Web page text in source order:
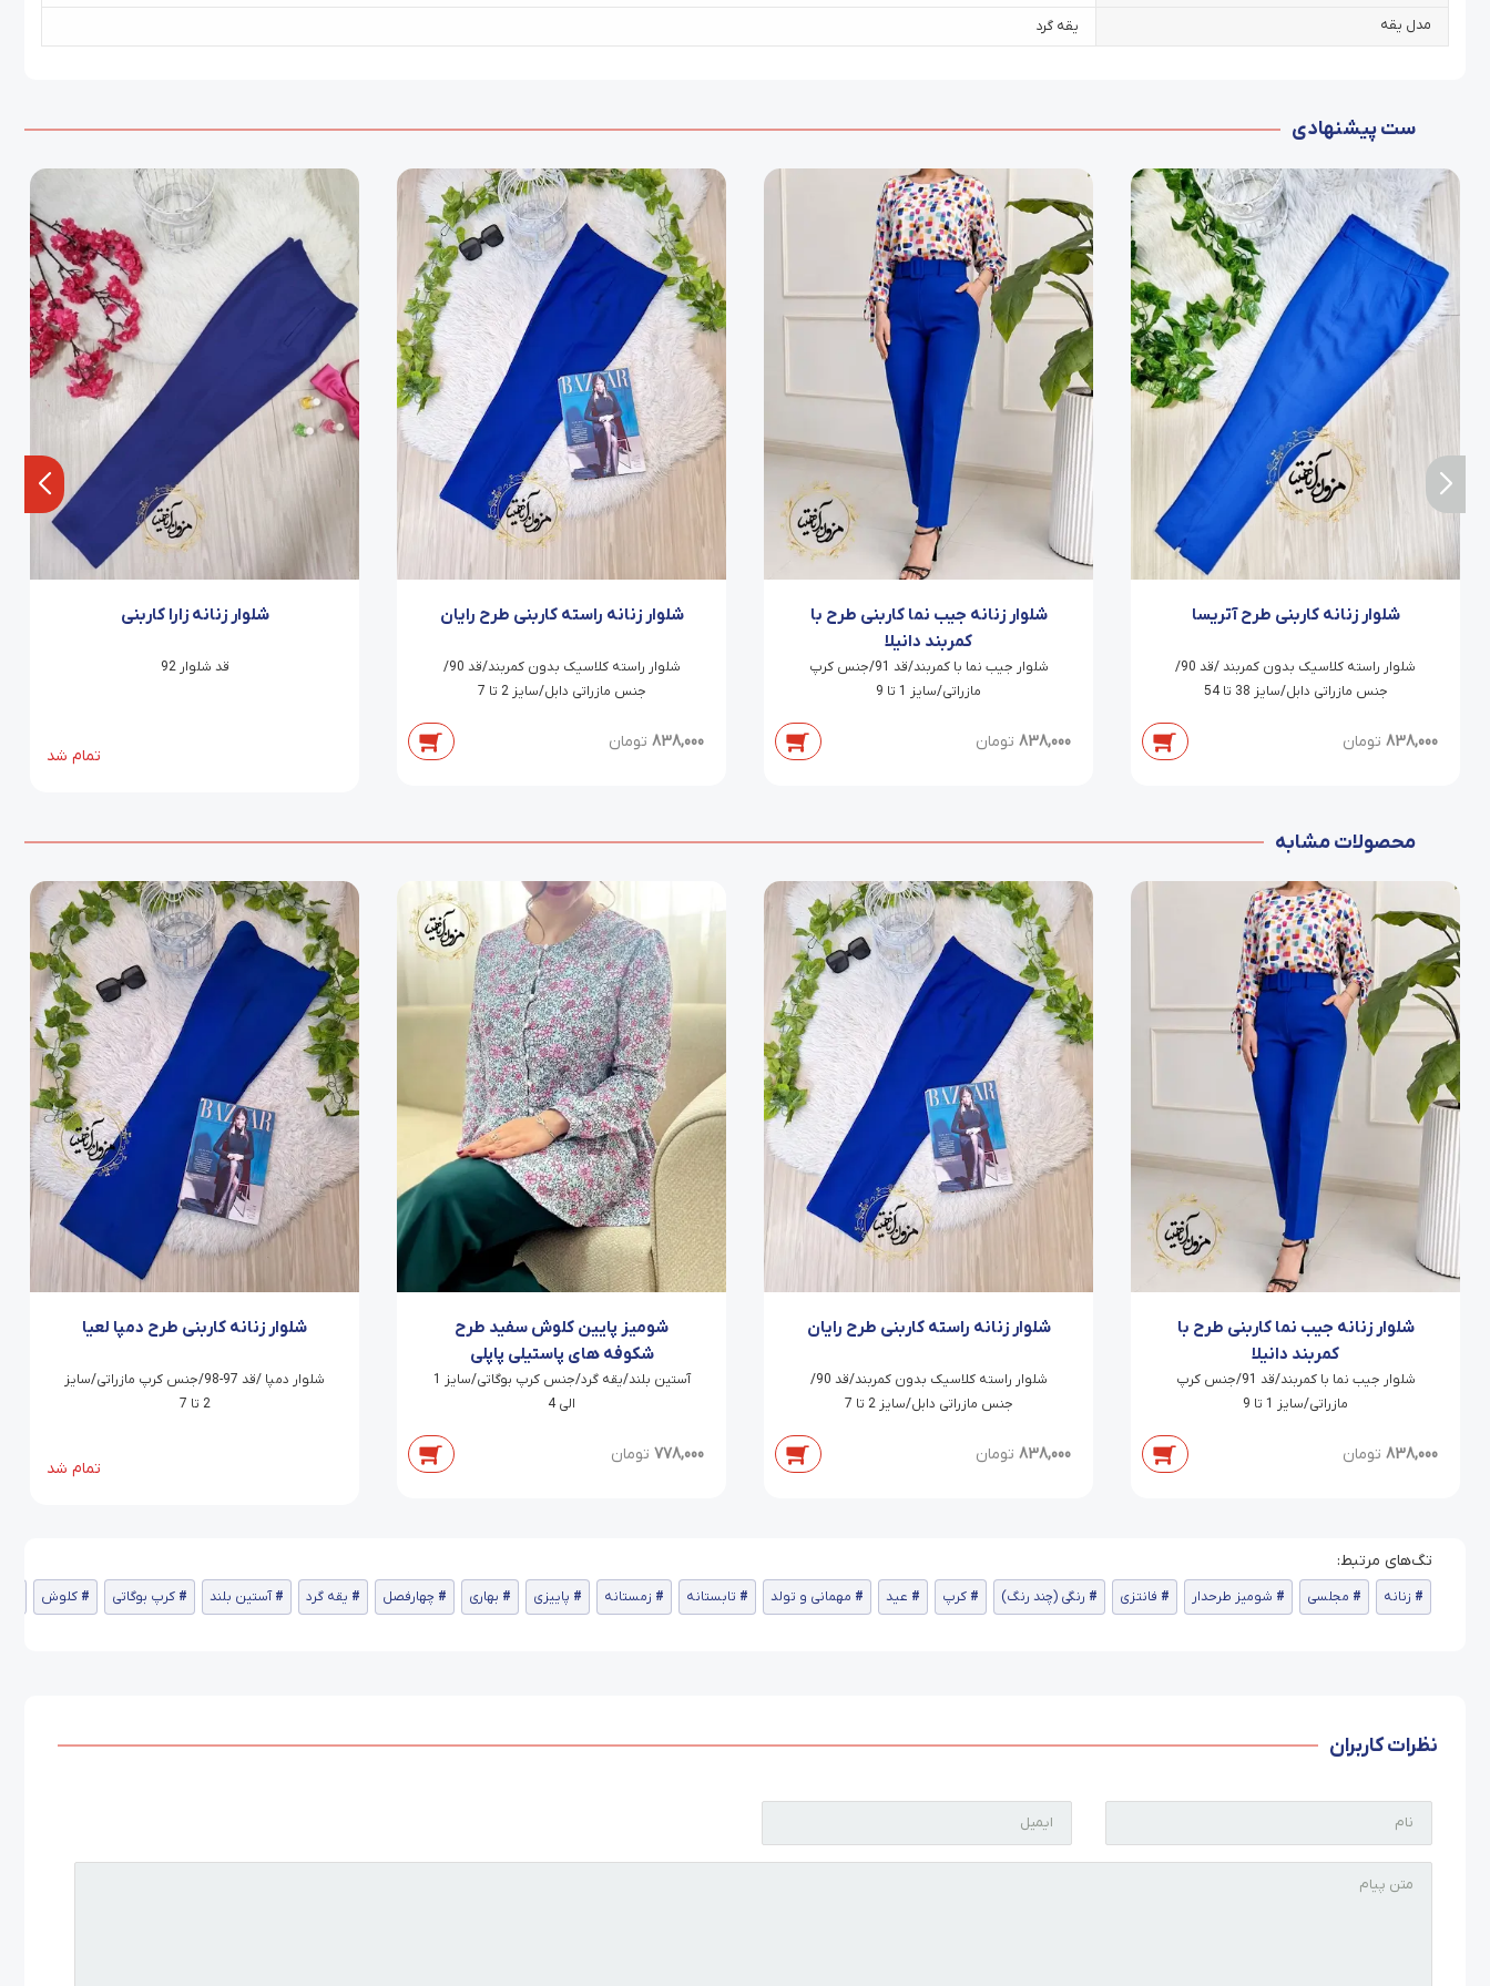
مدل یقه یقه گرد
ست پیشنهادی
شلوار زنانه کاربنی طرح آتریسا
شلوار راسته کلاسیک بدون کمربند /قد 90/
جنس مازراتی دابل/سایز 38 تا 54
838,000 تومان
شلوار زنانه جیب نما کاربنی طرح با
کمربند دانیلا
شلوار جیب نما با کمربند/قد 91/جنس کرپ
مازراتی/سایز 1 تا 9
838,000 تومان
شلوار زنانه راسته کاربنی طرح رایان
شلوار راسته کلاسیک بدون کمربند/قد 90/
جنس مازراتی دابل/سایز 2 تا 7
838,000 تومان
شلوار زنانه زارا کاربنی
قد شلوار 92
تمام شد
محصولات مشابه
شلوار زنانه جیب نما کاربنی طرح با
کمربند دانیلا
شلوار جیب نما با کمربند/قد 91/جنس کرپ
مازراتی/سایز 1 تا 9
838,000 تومان
شلوار زنانه راسته کاربنی طرح رایان
شلوار راسته کلاسیک بدون کمربند/قد 90/
جنس مازراتی دابل/سایز 2 تا 7
838,000 تومان
شومیز پایین کلوش سفید طرح
شکوفه های پاستیلی پاپلی
آستین بلند/یقه گرد/جنس کرپ بوگاتی/سایز 1
الی 4
778,000 تومان
شلوار زنانه کاربنی طرح دمپا لعیا
شلوار دمپا /قد 97-98/جنس کرپ مازراتی/سایز
2 تا 7
تمام شد
زنانه مجلسی شومیز طرحدار فانتزی رنگی (چند رنگ) کرپ عید مهمانی و تولد تابستانه زمستانه پاییزی بهاری چهارفصل یقه گرد آستین بلند کرپ بوگاتی کلوش
نظرات کاربران